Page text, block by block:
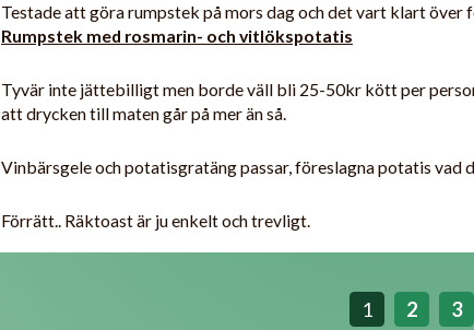
Testade att göra rumpstek på mors dag och det vart klart över
Rumpstek med rosmarin- och vitlökspotatis
Tyvär inte jättebilligt men borde väll bli 25-50kr kött per
att drycken till maten går på mer än så.
Vinbärsgele och potatisgratäng passar, föreslagna potatis
Förrätt.. Räktoast är ju enkelt och trevligt.
1 2 3